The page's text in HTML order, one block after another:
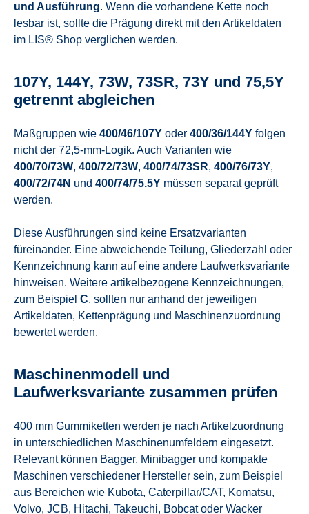
und Ausführung. Wenn die vorhandene Kette noch
lesbar ist, sollte die Prägung direkt mit den Artikeldaten
im LIS® Shop verglichen werden.
107Y, 144Y, 73W, 73SR, 73Y und 75,5Y
getrennt abgleichen
Maßgruppen wie 400/46/107Y oder 400/36/144Y folgen
nicht der 72,5-mm-Logik. Auch Varianten wie
400/70/73W, 400/72/73W, 400/74/73SR, 400/76/73Y,
400/72/74N und 400/74/75.5Y müssen separat geprüft
werden.
Diese Ausführungen sind keine Ersatzvarianten
füreinander. Eine abweichende Teilung, Gliederzahl oder
Kennzeichnung kann auf eine andere Laufwerksvariante
hinweisen. Weitere artikelbezogene Kennzeichnungen,
zum Beispiel C, sollten nur anhand der jeweiligen
Artikeldaten, Kettenprägung und Maschinenzuordnung
bewertet werden.
Maschinenmodell und
Laufwerksvariante zusammen prüfen
400 mm Gummiketten werden je nach Artikelzuordnung
in unterschiedlichen Maschinenumfeldern eingesetzt.
Relevant können Bagger, Minibagger und kompakte
Maschinen verschiedener Hersteller sein, zum Beispiel
aus Bereichen wie Kubota, Caterpillar/CAT, Komatsu,
Volvo, JCB, Hitachi, Takeuchi, Bobcat oder Wacker